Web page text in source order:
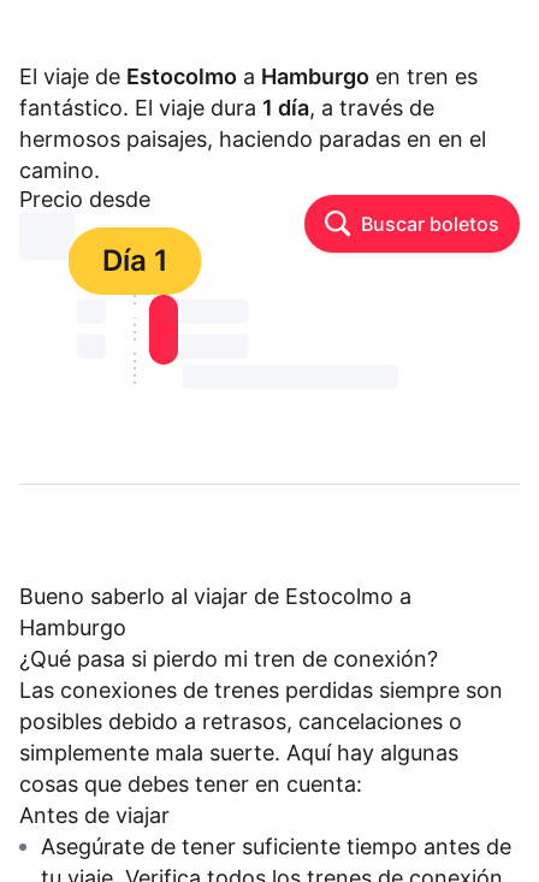
El viaje de Estocolmo a Hamburgo en tren es
fantástico. El viaje dura 1 día, a través de
hermosos paisajes, haciendo paradas en en el
camino.
Precio desde
⏳⏳ Buscar boletos
Día 1
⏳⏳ ⏳ ⏳⏳
⏳⏳ ⏳ ⏳⏳
Bueno saberlo al viajar de Estocolmo a
Hamburgo
¿Qué pasa si pierdo mi tren de conexión?
Las conexiones de trenes perdidas siempre son
posibles debido a retrasos, cancelaciones o
simplemente mala suerte. Aquí hay algunas
cosas que debes tener en cuenta:
Antes de viajar
Asegúrate de tener suficiente tiempo antes de